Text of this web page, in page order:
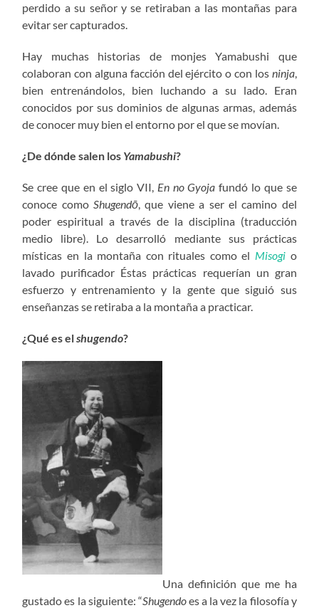
perdido a su señor y se retiraban a las montañas para
evitar ser capturados.
Hay muchas historias de monjes Yamabushi que
colaboran con alguna facción del ejército o con los ninja,
bien entrenándolos, bien luchando a su lado. Eran
conocidos por sus dominios de algunas armas, además
de conocer muy bien el entorno por el que se movían.
¿De dónde salen los Yamabushi?
Se cree que en el siglo VII, En no Gyoja fundó lo que se
conoce como Shugendō , que viene a ser el camino del
poder espiritual a través de la disciplina (traducción
medio libre). Lo desarrolló mediante sus prácticas
místicas en la montaña con rituales como el Misogi o
lavado purificador Éstas prácticas requerían un gran
esfuerzo y entrenamiento y la gente que siguió sus
enseñanzas se retiraba a la montaña a practicar.
¿Qué es elshugendo?
Una definición que me ha
gustado es la siguiente: “Shugendoes a la vez la filosofía y